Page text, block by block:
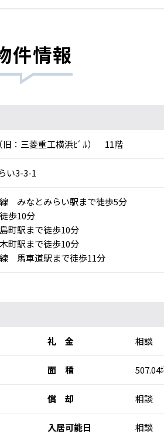
件情報
：三菱重工横浜ﾋﾞﾙ） 11階
い3-3-1
みなとみらい駅まで徒歩5分
歩10分
町駅まで徒歩10分
町駅まで徒歩10分
馬車道駅まで徒歩11分
礼 金 相談
面 積 507.04
償 却 相談
入居可能日 相談